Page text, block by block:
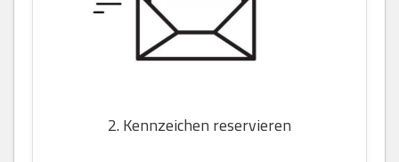
2. Kennzeichen reservieren